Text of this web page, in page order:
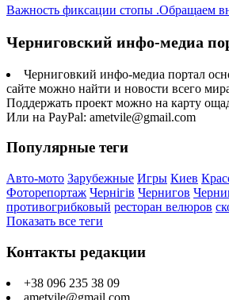
Важность фиксации стопы .Обращаем
Черниговский инфо-медиа
Черниговкий инфо-медиа портал
сайте можно найти и новости всего
Поддержать проект можно на карту
Или на PayPal: ametvile@gmail.com
Популярные теги
Авто-мото Зарубежные Игры Киев
Фоторепортаж Чернігів Чернигов
противогрибковый ресторан велюров
Показать все теги
Контакты редакции
+38 096 235 38 09
ametvile@gmail.com